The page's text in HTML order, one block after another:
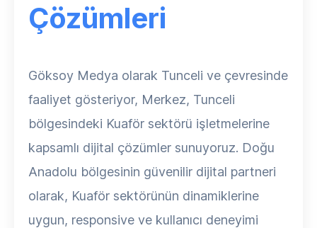
Çözümleri
Göksoy Medya olarak Tunceli ve çevresinde
faaliyet gösteriyor, Merkez, Tunceli
bölgesindeki Kuaför sektörü işletmelerine
kapsamlı dijital çözümler sunuyoruz. Doğu
Anadolu bölgesinin güvenilir dijital partneri
olarak, Kuaför sektörünün dinamiklerine
uygun, responsive ve kullanıcı deneyimi